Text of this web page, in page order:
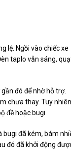
lệ. Ngồi vào chiếc xe
taplo vẫn sáng,
đó để nhờ hỗ trợ.
chưa thay. Tuy
đề hoặc bugi.
bugi đã kém, bám
đó đã khởi động